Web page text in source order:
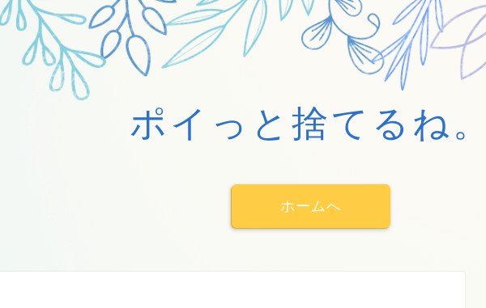
ポイっと捨てるね。
ホームへ